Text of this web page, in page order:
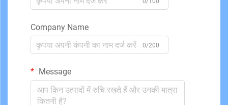
Company Name
0/200
Message